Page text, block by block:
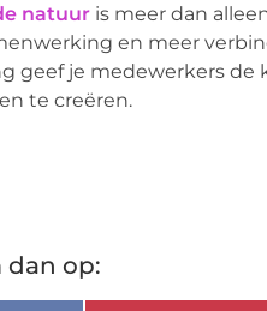
natuur is meer dan
en meer
geef je medewerkers de
te creëren.
dan op: